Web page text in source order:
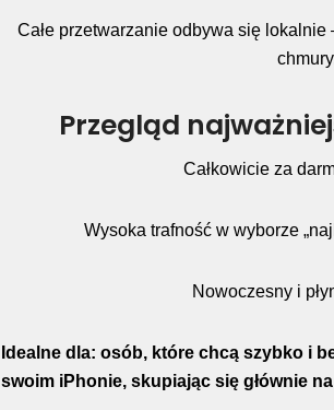
Całe przetwarzanie odbywa się
Przegląd
Całkowicie za
Wysoka trafność w wyborze
Nowoczesny i
Idealne dla: osób, które chcą szybko i
swoim iPhonie, skupiając się głównie